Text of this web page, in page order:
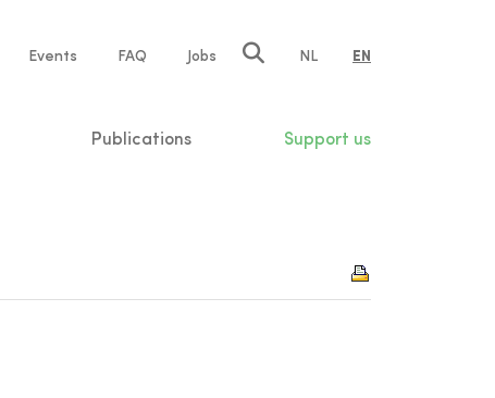
Events FAQ Jobs NL EN
Publications Support us